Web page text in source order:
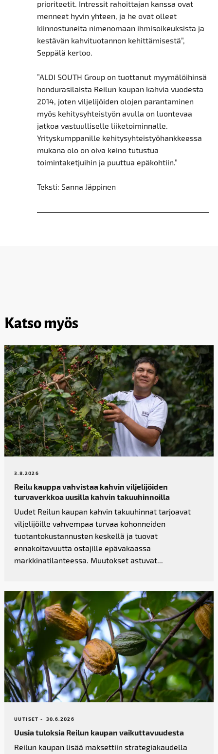
prioriteetit. Intressit rahoittajan kanssa ovat
menneet hyvin yhteen, ja he ovat olleet
kiinnostuneita nimenomaan ihmisoikeuksista ja
kestävän kahvituotannon kehittämisestä”,
Seppälä kertoo.
”ALDI SOUTH Group on tuottanut myymälöihinsä
hondurasilaista Reilun kaupan kahvia vuodesta
2014, joten viljelijöiden olojen parantaminen
myös kehitysyhteistyön avulla on luontevaa
jatkoa vastuulliselle liiketoiminnalle.
Yrityskumppanille kehitysyhteistyöhankkeessa
mukana olo on oiva keino tutustua
toimintaketjuihin ja puuttua epäkohtiin.”
Teksti: Sanna Jäppinen
Katso myös
3.8.2026
Reilu kauppa vahvistaa kahvin­ viljelijöiden
turvaverkkoa uusilla kahvin takuuhinnoilla
Uudet Reilun kaupan kahvin takuuhinnat tarjoavat
viljelijöille vahvempaa turvaa kohonneiden
tuotantokustannusten keskellä ja tuovat
ennakoitavuutta ostajille epävakaassa
markkinatilanteessa. Muutokset astuvat...
UUTISET - 30.6.2026
Uusia tuloksia Reilun kaupan vaikutta­vuudesta
Reilun kaupan lisää maksettiin strategiakaudella